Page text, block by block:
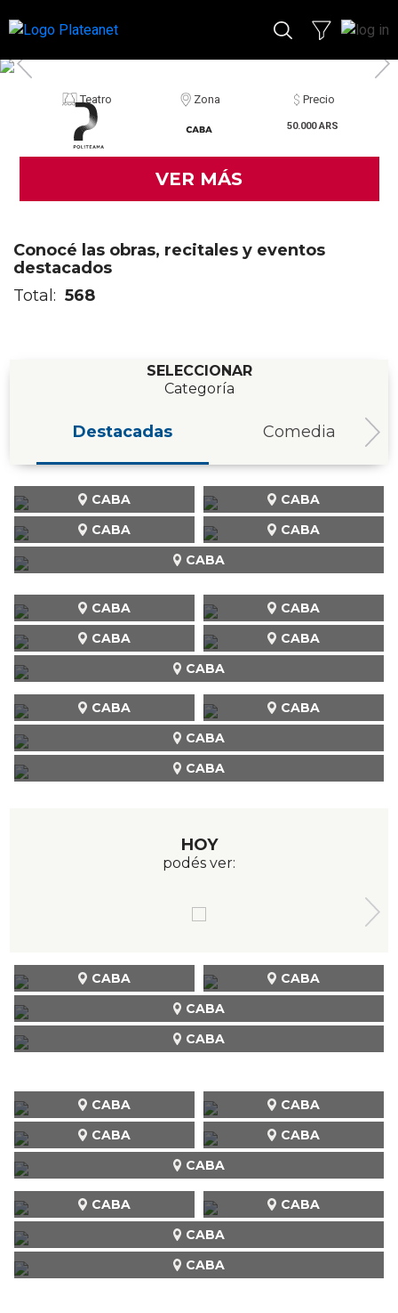
Teatro Zona Precio
50.000 ARS
VER MÁS
Conocé las obras, recitales y eventos
destacados
Total: 568
SELECCIONAR
Categoría
Destacadas Comedia
CABA
CABA
CABA
CABA
CABA
CABA CABA
CABA
CABA CABA
CABA
CABA CABA
CABA
HOY
podés ver:
CABA
CABA CABA
CABA
CABA CABA
CABA
CABA CABA
CABA
CABA CABA
CABA